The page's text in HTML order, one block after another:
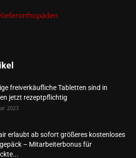
freiverkäufliche Tabletten sind in
jetzt rezeptpflichtig
2023
erlaubt ab sofort größeres kostenloses
– Mitarbeiterbonus für